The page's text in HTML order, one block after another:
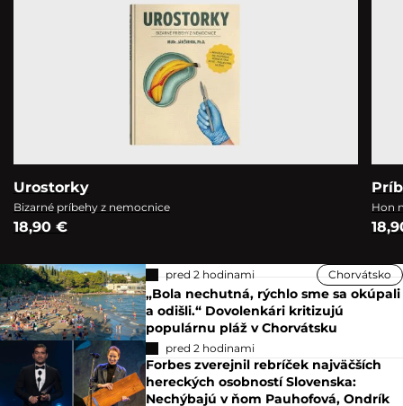
Urostorky
Bizarné príbehy z nemocnice
18,90 €
Hon
pred 2 hodinami Chorvátsko
„Bola nechutná, rýchlo sme sa okúpali
a odišli.“ Dovolenkári kritizujú
populárnu pláž v Chorvátsku
pred 2 hodinami
Forbes zverejnil rebríček najväčších
hereckých osobností Slovenska:
Nechýbajú v ňom Pauhofová, Ondrík